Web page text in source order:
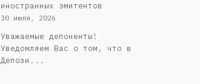
иностранных эмитентов
30 июля, 2026
Уважаемые депоненты!
Уведомляем Вас о том, что в
Депози...